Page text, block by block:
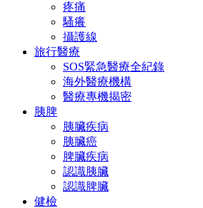
疼痛
騷癢
攝護線
旅行醫療
SOS緊急醫療全紀錄
海外醫療機構
醫療專機揭密
胰脾
胰臟疾病
胰臟癌
脾臟疾病
認識胰臟
認識脾臟
健檢